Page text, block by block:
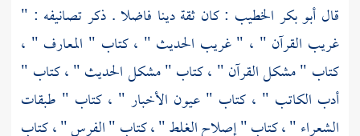
قال أبو بكر الخطيب : كان ثقة دينا فاضلا . ذكر تصانيفه : "
غريب القرآن " ، " غريب الحديث " ، كتاب " المعارف " ،
كتاب " مشكل القرآن " ، كتاب " مشكل الحديث " ، كتاب "
أدب الكاتب " ، كتاب " عيون الأخبار " ، كتاب " طبقات
الشعراء " ، كتاب " إصلاح الغلط " ، كتاب " الفرس " ، كتاب